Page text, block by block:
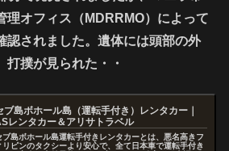
理オフィス（MDRRMO）によって
認されました。遺体には頭部の外
打撲が見られた・・
ブ島ボホール島（運転手付き）レンタカー｜
レンタカー＆アリサトラベル
ブ島ボホール島運転手付きレンタカーとは、悪名高きフ
リピンのタクシーより安心で、全て日本車で運転手付き